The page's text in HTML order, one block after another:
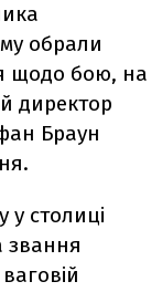
обрали
щодо бою, на
директор
Браун
у столиці
звання